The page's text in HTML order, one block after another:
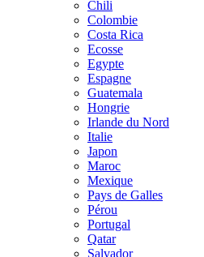
Chili
Colombie
Costa Rica
Ecosse
Egypte
Espagne
Guatemala
Hongrie
Irlande du Nord
Italie
Japon
Maroc
Mexique
Pays de Galles
Pérou
Portugal
Qatar
Salvador